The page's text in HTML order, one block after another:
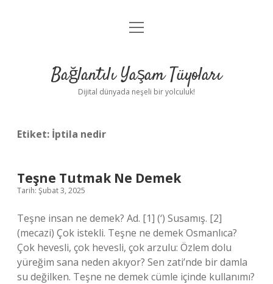
Anasayfa
Yasal Uyarı
menüyü
Bağlantılı Yaşam Tüyoları
Dijital dünyada neşeli bir yolculuk!
Etiket: İptila nedir
Teşne Tutmak Ne Demek
Tarih: Şubat 3, 2025
Teşne insan ne demek? Ad. [1] (‘) Susamış. [2]
(mecazi) Çok istekli. Teşne ne demek Osmanlıca?
Çok hevesli, çok hevesli, çok arzulu: Özlem dolu
yüreğim sana neden akıyor? Sen zati’nde bir damla
su değilken. Teşne ne demek cümle içinde kullanımı?